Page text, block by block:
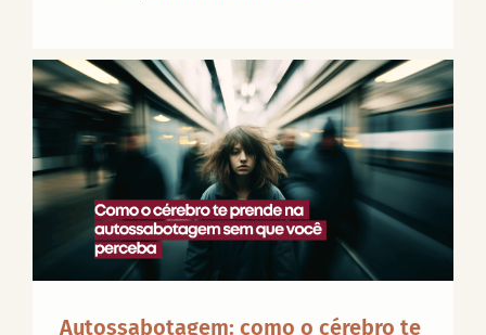
Autossabotagem: como o cérebro te